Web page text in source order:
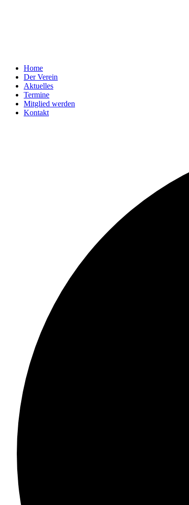
Home
Der Verein
Aktuelles
Termine
Mitglied werden
Kontakt